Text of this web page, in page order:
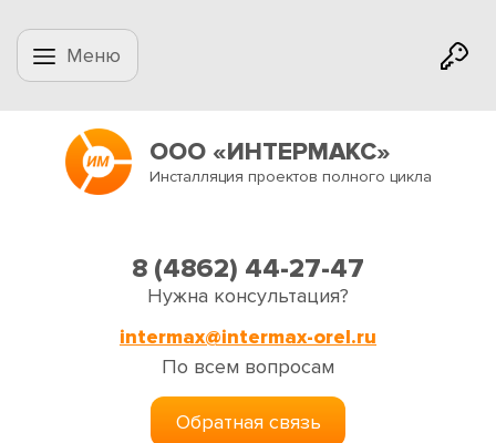
Меню
ООО «ИНТЕРМАКС»
Инсталляция проектов полного цикла
8 (4862) 44-27-47
Нужна консультация?
intermax@intermax-orel.ru
По всем вопросам
Обратная связь